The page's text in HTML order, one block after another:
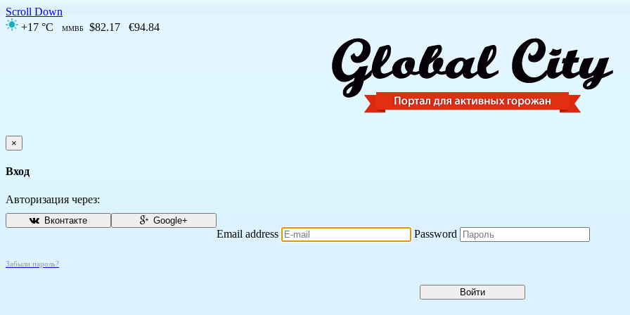
Scroll Down
+17 °C
ММВБ $82.17 €94.84
×
Вход
Авторизация через:
Вконтакте Google+
Email address Password
Забыли пароль?
Войти